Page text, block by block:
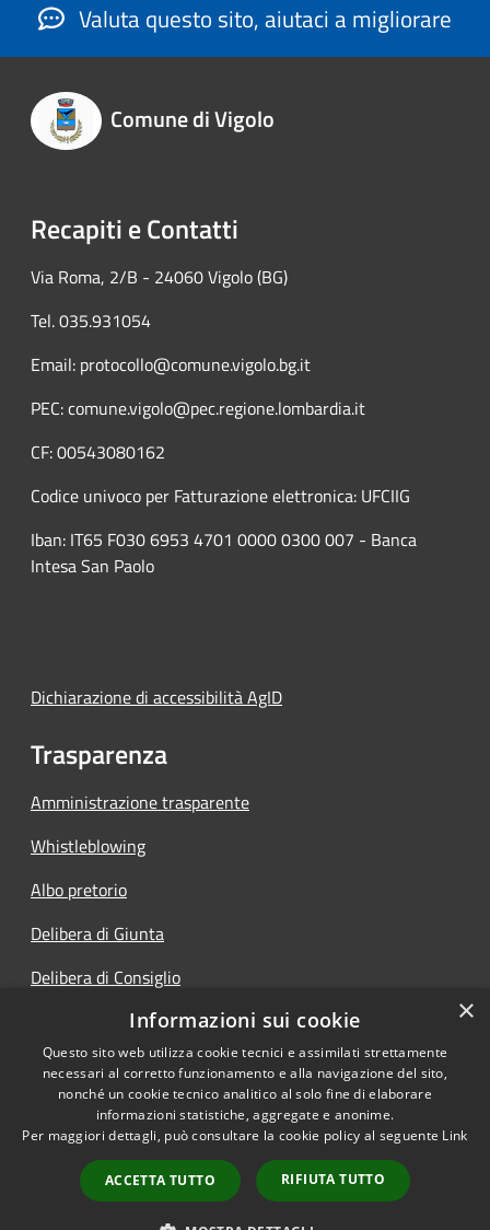
Valuta questo sito, aiutaci a migliorare
Comune di Vigolo
Recapiti e Contatti
Via Roma, 2/B - 24060 Vigolo (BG)
Tel. 035.931054
Email: protocollo@comune.vigolo.bg.it
PEC: comune.vigolo@pec.regione.lombardia.it
CF: 00543080162
Codice univoco per Fatturazione elettronica: UFCIIG
Iban: IT65 F030 6953 4701 0000 0300 007 - Banca
Intesa San Paolo
Dichiarazione di accessibilità AgID
Trasparenza
Amministrazione trasparente
Whistleblowing
Albo pretorio
Delibera di Giunta
Delibera di Consiglio
RSS
Accessibilità
Copyright © 2026 • Comune di
Municipium•
Accesso
redazione
×
Informazioni sui cookie
Questo sito web utilizza cookie tecnici e assimilati strettamente
necessari al corretto funzionamento e alla navigazione del sito,
nonché un cookie tecnico analitico al solo fine di elaborare
informazioni statistiche, aggregate e anonime.
Per maggiori dettagli, può consultare la cookie policy al seguente Link
ACCETTA TUTTO RIFIUTA TUTTO